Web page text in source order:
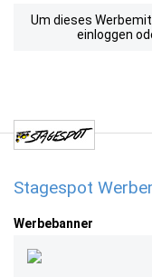
Um dieses
einloggen
Stagespot
Werbebanner